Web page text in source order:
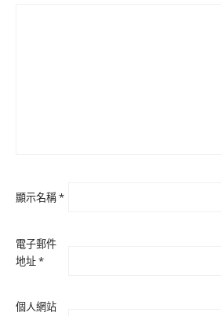
顯示名稱*
電子郵件
地址*
個人網站